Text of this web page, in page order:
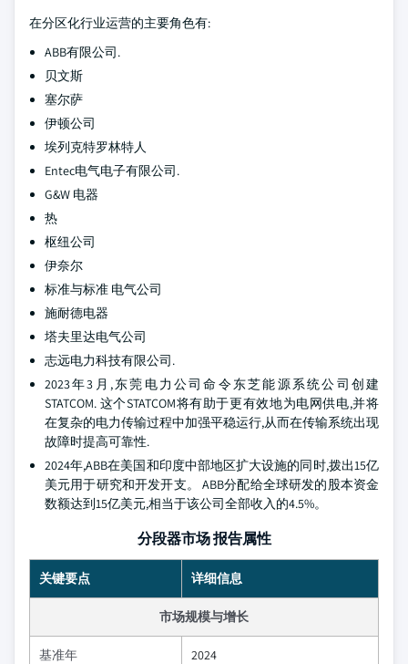
在分区化行业运营的主要角色有:
ABB有限公司.
贝文斯
塞尔萨
伊顿公司
埃列克特罗林特人
Entec电气电子有限公司.
G&W 电器
热
枢纽公司
伊奈尔
标准与标准 电气公司
施耐德电器
塔夫里达电气公司
志远电力科技有限公司.
2023年3月,东莞电力公司命令东芝能源系统公司创建
STATCOM. 这个STATCOM将有助于更有效地为电网供电,并将
在复杂的电力传输过程中加强平稳运行,从而在传输系统出现
故障时提高可靠性.
2024年,ABB在美国和印度中部地区扩大设施的同时,拨出15亿
美元用于研究和开发开支。 ABB分配给全球研发的股本资金
数额达到15亿美元,相当于该公司全部收入的4.5%。
分段器市场 报告属性
关键要点 详细信息
市场规模与增长
基准年 2024